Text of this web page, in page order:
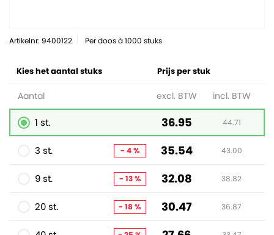
Artikelnr: 9400122 Per doos à 1000 stuks
Kies het aantal stuks Prijs per stuk
Aantal excl. BTW incl. BTW
1 st. 36.95 44.71
3 st. - 4 % 35.54 43.00
9 st. - 13 % 32.08 38.82
20 st. - 18 % 30.47 36.87